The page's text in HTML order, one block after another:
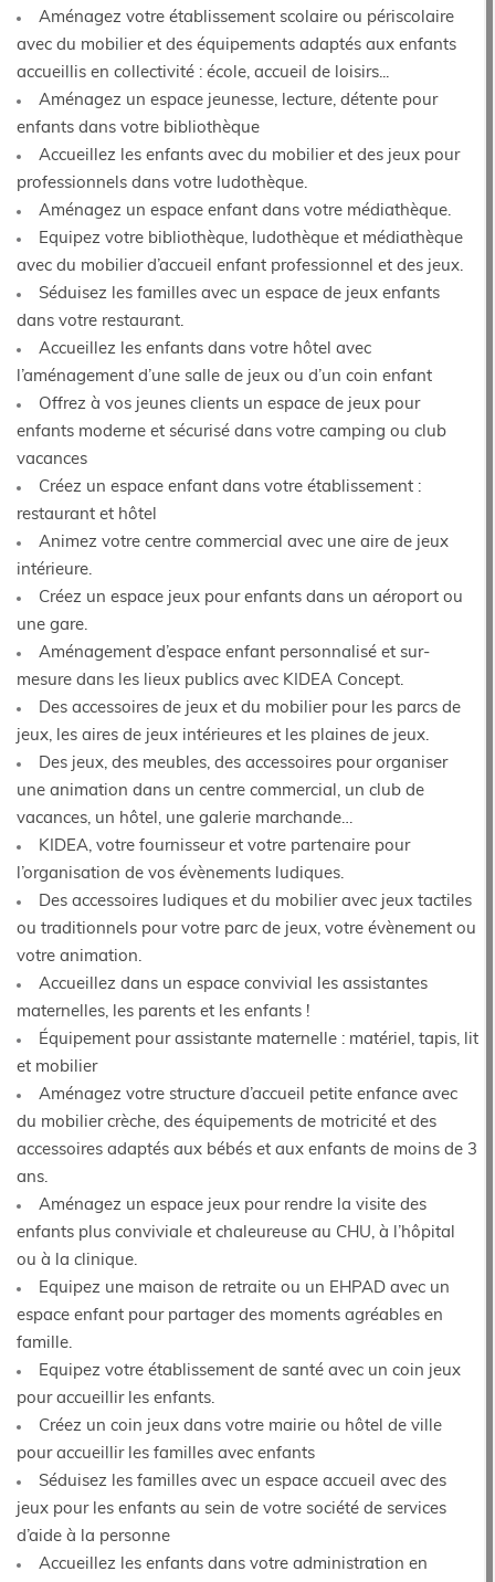
Aménagez votre établissement scolaire ou périscolaire
avec du mobilier et des équipements adaptés aux enfants
accueillis en collectivité : école, accueil de loisirs...
Aménagez un espace jeunesse, lecture, détente pour
enfants dans votre bibliothèque
Accueillez les enfants avec du mobilier et des jeux pour
professionnels dans votre ludothèque.
Aménagez un espace enfant dans votre médiathèque.
Equipez votre bibliothèque, ludothèque et médiathèque
avec du mobilier d’accueil enfant professionnel et des jeux.
Séduisez les familles avec un espace de jeux enfants
dans votre restaurant.
Accueillez les enfants dans votre hôtel avec
l’aménagement d’une salle de jeux ou d’un coin enfant
Offrez à vos jeunes clients un espace de jeux pour
enfants moderne et sécurisé dans votre camping ou club
vacances
Créez un espace enfant dans votre établissement :
restaurant et hôtel
Animez votre centre commercial avec une aire de jeux
intérieure.
Créez un espace jeux pour enfants dans un aéroport ou
une gare.
Aménagement d’espace enfant personnalisé et sur-
mesure dans les lieux publics avec KIDEA Concept.
Des accessoires de jeux et du mobilier pour les parcs de
jeux, les aires de jeux intérieures et les plaines de jeux.
Des jeux, des meubles, des accessoires pour organiser
une animation dans un centre commercial, un club de
vacances, un hôtel, une galerie marchande…
KIDEA, votre fournisseur et votre partenaire pour
l’organisation de vos évènements ludiques.
Des accessoires ludiques et du mobilier avec jeux tactiles
ou traditionnels pour votre parc de jeux, votre évènement ou
votre animation.
Accueillez dans un espace convivial les assistantes
maternelles, les parents et les enfants !
Équipement pour assistante maternelle : matériel, tapis, lit
et mobilier
Aménagez votre structure d’accueil petite enfance avec
du mobilier crèche, des équipements de motricité et des
accessoires adaptés aux bébés et aux enfants de moins de 3
ans.
Aménagez un espace jeux pour rendre la visite des
enfants plus conviviale et chaleureuse au CHU, à l’hôpital
ou à la clinique.
Equipez une maison de retraite ou un EHPAD avec un
espace enfant pour partager des moments agréables en
famille.
Equipez votre établissement de santé avec un coin jeux
pour accueillir les enfants.
Créez un coin jeux dans votre mairie ou hôtel de ville
pour accueillir les familles avec enfants
Séduisez les familles avec un espace accueil avec des
jeux pour les enfants au sein de votre société de services
d’aide à la personne
Accueillez les enfants dans votre administration en